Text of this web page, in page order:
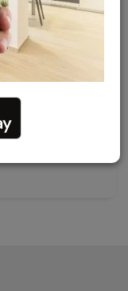
Hors stock
le temps de
peuvent